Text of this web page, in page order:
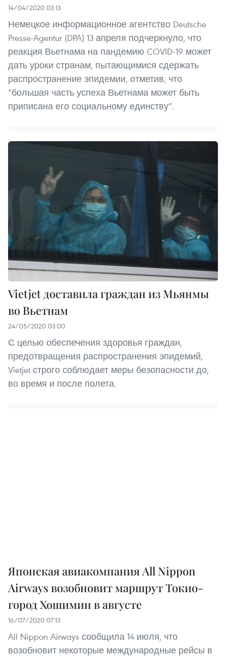
14/04/2020 03:13
Немецкое информационное агентство Deutsche
Presse-Agentur (DPA) 13 апреля подчеркнуло, что
реакция Вьетнама на пандемию COVID-19 может
дать уроки странам, пытающимися сдержать
распространение эпидемии, отметив, что
“большая часть успеха Вьетнама может быть
приписана его социальному единству”.
Vietjet доставила граждан из Мьянмы
во Вьетнам
24/05/2020 03:00
С целью обеспечения здоровья граждан,
предотвращения распространения эпидемий,
Vietjet строго соблюдает меры безопасности до,
во время и после полета.
Японская авиакомпания All Nippon
Airways возобновит маршрут Токио-
город Хошимин в августе
16/07/2020 07:13
All Nippon Airways сообщила 14 июля, что
возобновит некоторые международные рейсы в